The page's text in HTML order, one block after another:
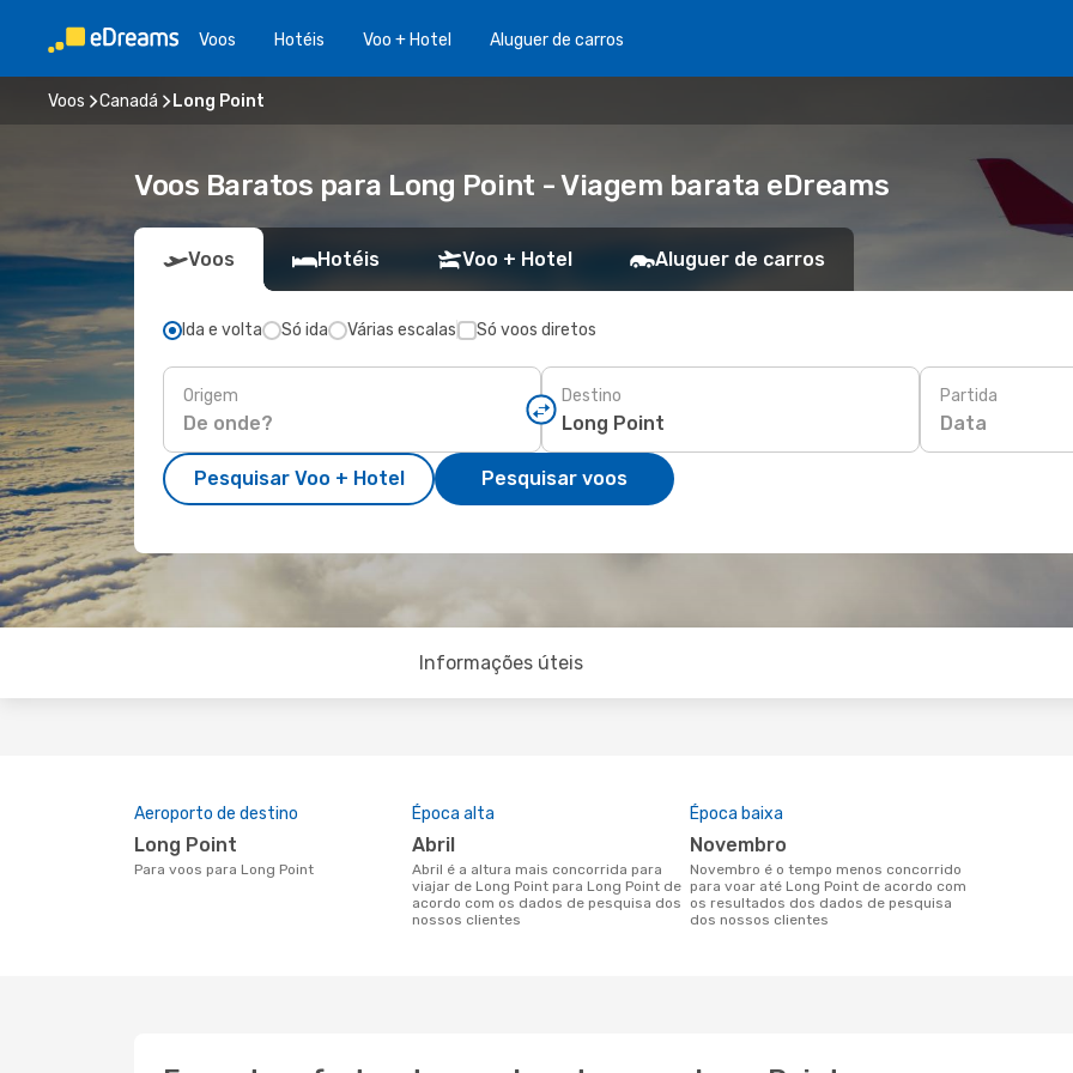
Voos Hotéis Voo + Hotel Aluguer de carros
Voos Canadá Long Point
Voos Baratos para Long Point - Viagem barata eDreams
Voos Hotéis Voo + Hotel Aluguer de carros
Ida e volta Só ida Várias escalas Só voos diretos
Origem Destino Partida
Data
Pesquisar Voo + Hotel Pesquisar voos
Informações úteis
Aeroporto de destino
Long Point
Para voos para Long Point
Época alta
abril
abril é a altura mais concorrida para
viajar de Long Point para Long Point de
acordo com os dados de pesquisa dos
nossos clientes
Época baixa
novembro
novembro é o tempo menos concorrido
para voar até Long Point de acordo com
os resultados dos dados de pesquisa
dos nossos clientes